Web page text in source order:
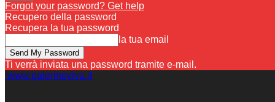
Forgot your password? Get help
Recupero della password
Recupera la tua password
la tua email
Ti verrà inviata una password tramite e-mail.
www.palermoviva.it